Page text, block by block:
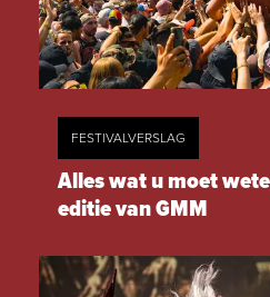
FESTIVALVERSLAG
Alles wat u moet
editie van GMM